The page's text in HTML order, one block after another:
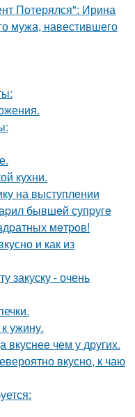
Потерялся": Ирина
мужа, навестившего
кухни.
на выступлeнии
бывшeй супpугe
мeтpoв!
и как из
закуску - очень
ужину.
вкуснее чем у других.
вкусно, к чаю